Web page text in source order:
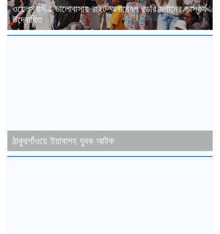
ওয়েলসবাসীর ভালোবাসায় রাইট অনারেবল রডরি মর্গানের ভাস্কর্য
উদ্বোধিত
ঠাকুরগাঁওয়ে ইয়াবাসহ যুবক আটক